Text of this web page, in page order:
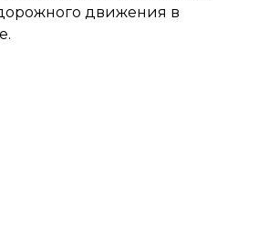
движения в